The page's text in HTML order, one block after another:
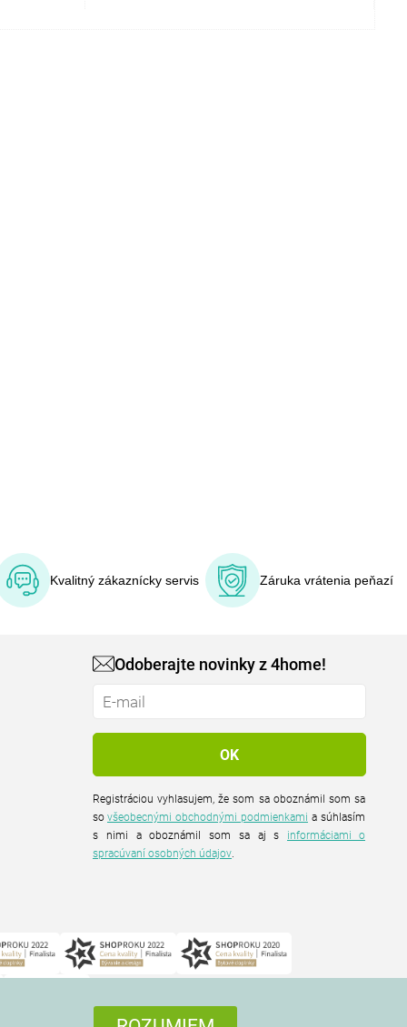
Kvalitný zákaznícky servis Záruka vrátenia peňazí
Odoberajte novinky z 4home!
Registráciou vyhlasujem, že som sa oboznámil som sa
sovšeobecnými obchodnými podmienkami a súhlasím
s nimi a oboznámil som sa aj s informáciami o
spracúvaní osobných údajov.